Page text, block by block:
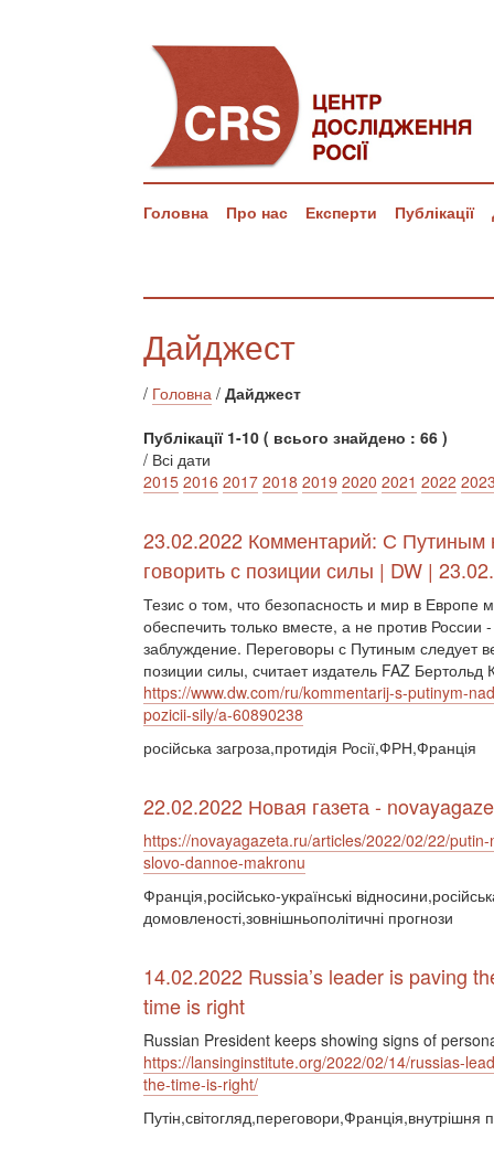
Головна Про нас Експерти Публікації
Дайджест
/ Головна / Дайджест
Публікації 1-10 ( всього знайдено : 66 )
/ Всі дати
2015 2016 2017 2018 2019 2020 2021 2022
23.02.2022 Комментарий: С Путиным
говорить с позиции силы | DW |
Тезис о том, что безопасность и мир в Европе
обеспечить только вместе, а не против России -
заблуждение. Переговоры с Путиным следует
позиции силы, считает издатель FAZ Бертольд
https://www.dw.com/ru/kommentarij-s-putinym-
pozicii-sily/a-60890238
російська загроза,протидія Росії,ФРН,Франція
22.02.2022 Новая газета -
https://novayagazeta.ru/articles/2022/02/22/
slovo-dannoe-makronu
Франція,російсько-українські
домовленості,зовнішньополітичні прогнози
14.02.2022 Russia’s leader is paving
time is right
Russian President keeps showing signs of
https://lansinginstitute.org/2022/02/14/russias-
the-time-is-right/
Путін,світогляд,переговори,Франція,внутрішня